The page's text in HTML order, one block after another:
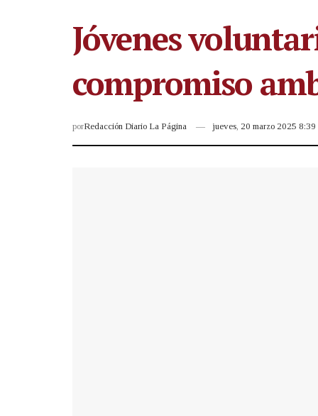
Jóvenes
compromiso
porRedacción Diario La Página jueves, 20 marzo 2025